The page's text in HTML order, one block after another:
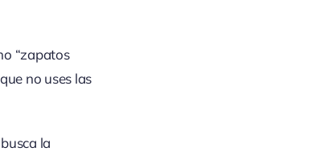
“zapatos
no uses las
la